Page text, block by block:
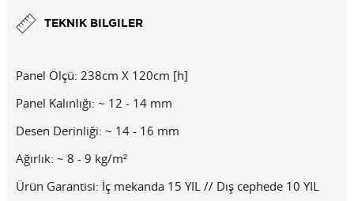
TEKNIK BILGILER
Panel Ölçü: 238cm X 120cm [h]
Panel Kalınlığı: ~ 12 - 14 mm
Desen Derinliği: ~ 14 - 16 mm
Ağırlık: ~ 8 - 9 kg/m²
Ürün Garantisi: İç mekanda 15 YIL // Dış cephede 10 YIL